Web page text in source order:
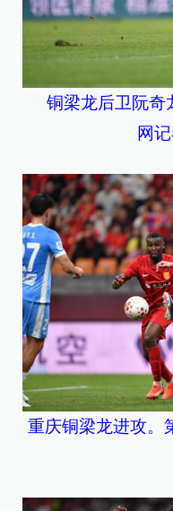
铜梁龙后卫阮奇
网
重庆铜梁龙进攻。